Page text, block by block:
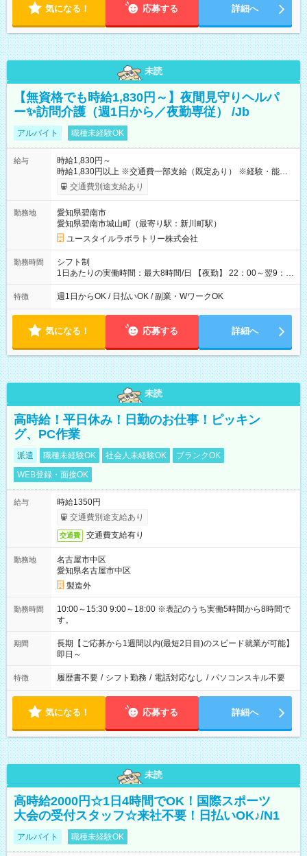
気になる！ 応募する 詳細へ
未読
【無資格でも時給1,830円～】夜間見守りヘルパ
ー✨訪問介護（週1日から／夜勤専従） /Jb
アルバイト 職種未経験OK
給与
時給1,830円～
時給1,830円以上 ※交通費一部支給（既定あり） ※経験・能力を
考慮して決定します 【収入例】 週1回勤務の場合：1,830円×8時
間×4回=5万8,560円 週3回勤務の場合：1,830円×8時間×12回
月 ※ 雇用形態と給与に、本採用時と異なる部分があります。 雇
用形態：本採用時と同じです。 給与：時給 1,570円以上
交通費別途支給あり
勤務地
愛知県碧南市
愛知県碧南市城山町（最寄り駅：新川町駅）
ユースタイルラボラトリー株式会社
勤務時間
シフト制
1日あたりの実働時間：最大8時間/日 【夜勤】 22：00～翌9：
00 ※週1日～OK ／ 夜勤専従 ＊＊ 勤務時間例 ＊＊ ■22時か
ら翌7時 ■23時から翌8時 ■24時から翌9時 など ※上記の時間
ます。 ※曜日固定（毎週同じ曜日での勤務となります）
特徴 週1日からOK / 日払いOK / 副業・WワークOK
気になる！ 応募する 詳細へ
未読
高時給！平日休み！日勤のお仕事！ピッキン
グ、PC作業
派遣 職種未経験OK 社会人未経験OK
ブランクOK
WEB登録・面接OK
給与
時給1350円
交通費別途支給あり
交通費 交通費支給有り
勤務地
名古屋市中区
愛知県名古屋市中区
製造外
勤務時間
10:00～15:30 9:00～18:00 ※表記のうち実働5時間から8時間で
す。
期間
長期【ご応募から1週間以内(最短2日目)のスピード就業が可能】
即日～
特徴 履歴書不要 / シフト勤務 / 電話対応なし / パソコンスキル不要
気になる！ 応募する 詳細へ
未読
高時給2000円☆1日4時間でOK！国際スポーツ
大会の受付スタッフ☆来社不要！日払いOK♪/N1
アルバイト 職種未経験OK